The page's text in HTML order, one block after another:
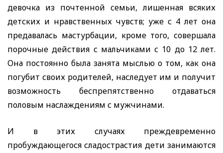
девочка из почтенной семьи, лишенная всяких
детских и нравственных чувств; уже с 4 лет она
предавалась мастурбации, кроме того, совершала
порочные действия с мальчиками с 10 до 12 лет.
Она постоянно была занята мыслью о том, как она
погубит своих родителей, наследует им и получит
возможность беспрепятственно отдаваться
половым наслаждениям с мужчинами.
И в этих случаях преждевременно
пробуждающегося сладострастия дети занимаются